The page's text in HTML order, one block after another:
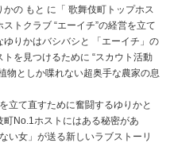
の もと に「 歌舞伎町トップホス
トクラブ “エーイチ”の経営を立て
りかはバシバシと 「エーイチ」の
を見つけるために “スカウト活動
物としか喋れない超奥手な農家の息
立て直すために奮闘するゆりかと
No.1ホストにはある秘密があ
い女」が送る新しいラブストーリ